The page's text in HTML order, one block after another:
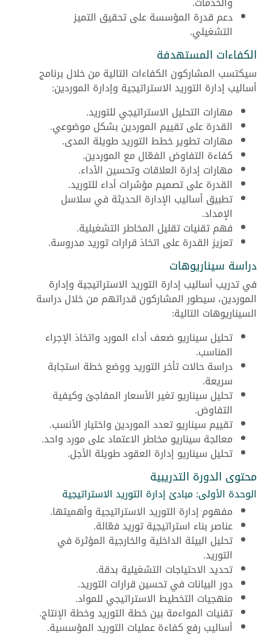
دعم قدرة المؤسسة على تحقيق التميز
التشغيلي.
الكفاءات المستهدفة
سيكتسب المشاركون الكفاءات التالية من خلال برنامج
أساليب إدارة التوريد الاستراتيجية وإدارة الموردين:
مهارات التحليل الاستراتيجي للتوريد.
القدرة على تقييم الموردين بشكل موضوعي.
مهارات تطوير خطط التوريد طويلة المدى.
كفاءة التفاوض الفعّال مع الموردين.
مهارات إدارة العلاقات وتحسين الأداء.
القدرة على تصميم مؤشرات أداء للتوريد.
تطبيق أساليب الإدارة الحديثة في سلاسل
الإمداد.
فهم تقنيات تقليل المخاطر التشغيلية.
تعزيز القدرة على اتخاذ قرارات توريد مدروسة.
دراسة سيناريوهات
في تدريب أساليب إدارة التوريد الاستراتيجية وإدارة
الموردين، سيطور المشاركون قدراتهم من خلال دراسة
السيناريوهات التالية:
تحليل سيناريو ضعف أداء المورد واتخاذ الإجراء
المناسب.
دراسة حالات تأخر التوريد ووضع خطة استجابة
سريعة.
تحليل سيناريو تغير الأسعار المفاجئ وكيفية
التفاوض.
تقييم سيناريو تعدد الموردين واختيار الأنسب.
معالجة سيناريو مخاطر الاعتماد على مورد واحد.
تحليل سيناريو إدارة العقود طويلة الأجل.
محتوى الدورة التدريبية
الوحدة الأولى: مبادئ إدارة التوريد الاستراتيجية
مفهوم إدارة التوريد الاستراتيجية وأهميتها.
عناصر بناء استراتيجية توريد فعّالة.
تحليل البيئة الداخلية والخارجية المؤثرة في
التوريد.
تحديد الاحتياجات التشغيلية بدقة.
دور البيانات في تحسين قرارات التوريد.
منهجيات التخطيط الاستراتيجي للمواد.
تقنيات المواءمة بين خطة التوريد وخطة الإنتاج.
أساليب رفع كفاءة عمليات التوريد المؤسسية.